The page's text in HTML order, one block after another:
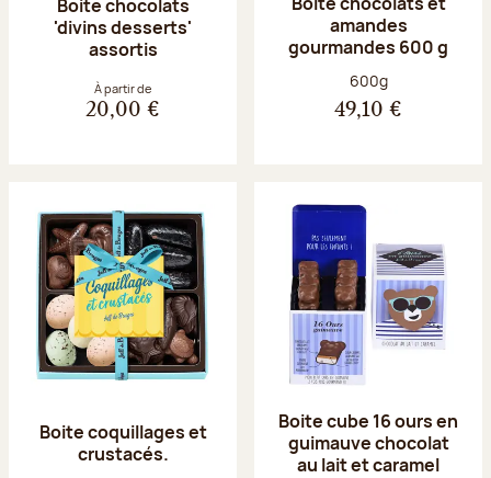
Boite chocolats
'divins desserts'
assortis
À partir de
20,00 €
amandes
gourmandes 600 g
Poids net :
600g
49,10 €
Boite coquillages et
crustacés.
Boite cube 16 ours en
guimauve chocolat
au lait et caramel